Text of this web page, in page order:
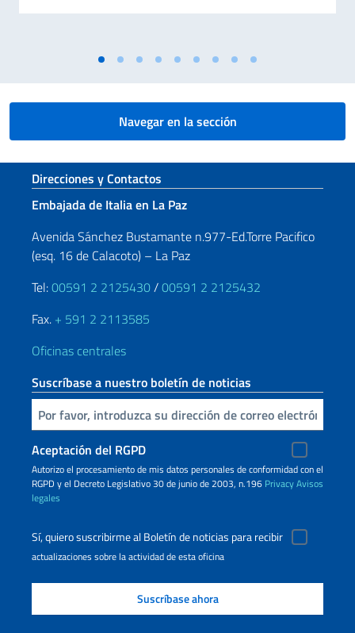
Navegar en la sección
Sezione footer
Direcciones y Contactos
Embajada de Italia en La Paz
Avenida Sánchez Bustamante n.977-Ed.Torre Pacifico
(esq. 16 de Calacoto) – La Paz
Tel:00591 2 2125430/00591 2 2125432
Fax. + 591 2 2113585
Oficinas centrales
Suscríbase a nuestro boletín de noticias
Inserta tu correo electronico
Aceptación del RGPD
Autorizo ​​el procesamiento de mis datos personales de conformidad con el
RGPD y el Decreto Legislativo 30 de junio de 2003, n.196 PrivacyAvisos
legales
Sí, quiero suscribirme al Boletín de noticias para recibir
actualizaciones sobre la actividad de esta oficina